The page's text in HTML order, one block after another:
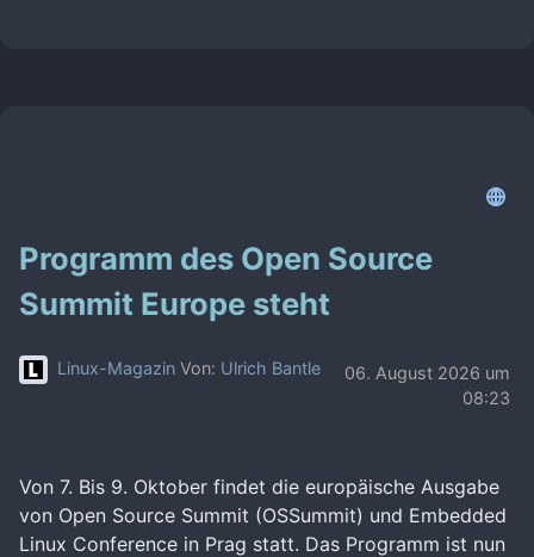
Programm des Open Source
Summit Europe steht
Linux-Magazin Von: Ulrich Bantle
06. August 2026 um
08:23
Von 7. Bis 9. Oktober findet die europäische Ausgabe
von Open Source Summit (OSSummit) und Embedded
Linux Conference in Prag statt. Das Programm ist nun